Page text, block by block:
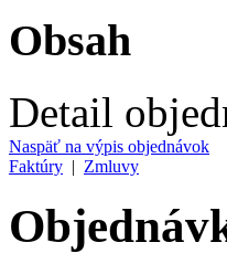
Obsah
Detail
Naspäť na výpis objednávok
Faktúry | Zmluvy